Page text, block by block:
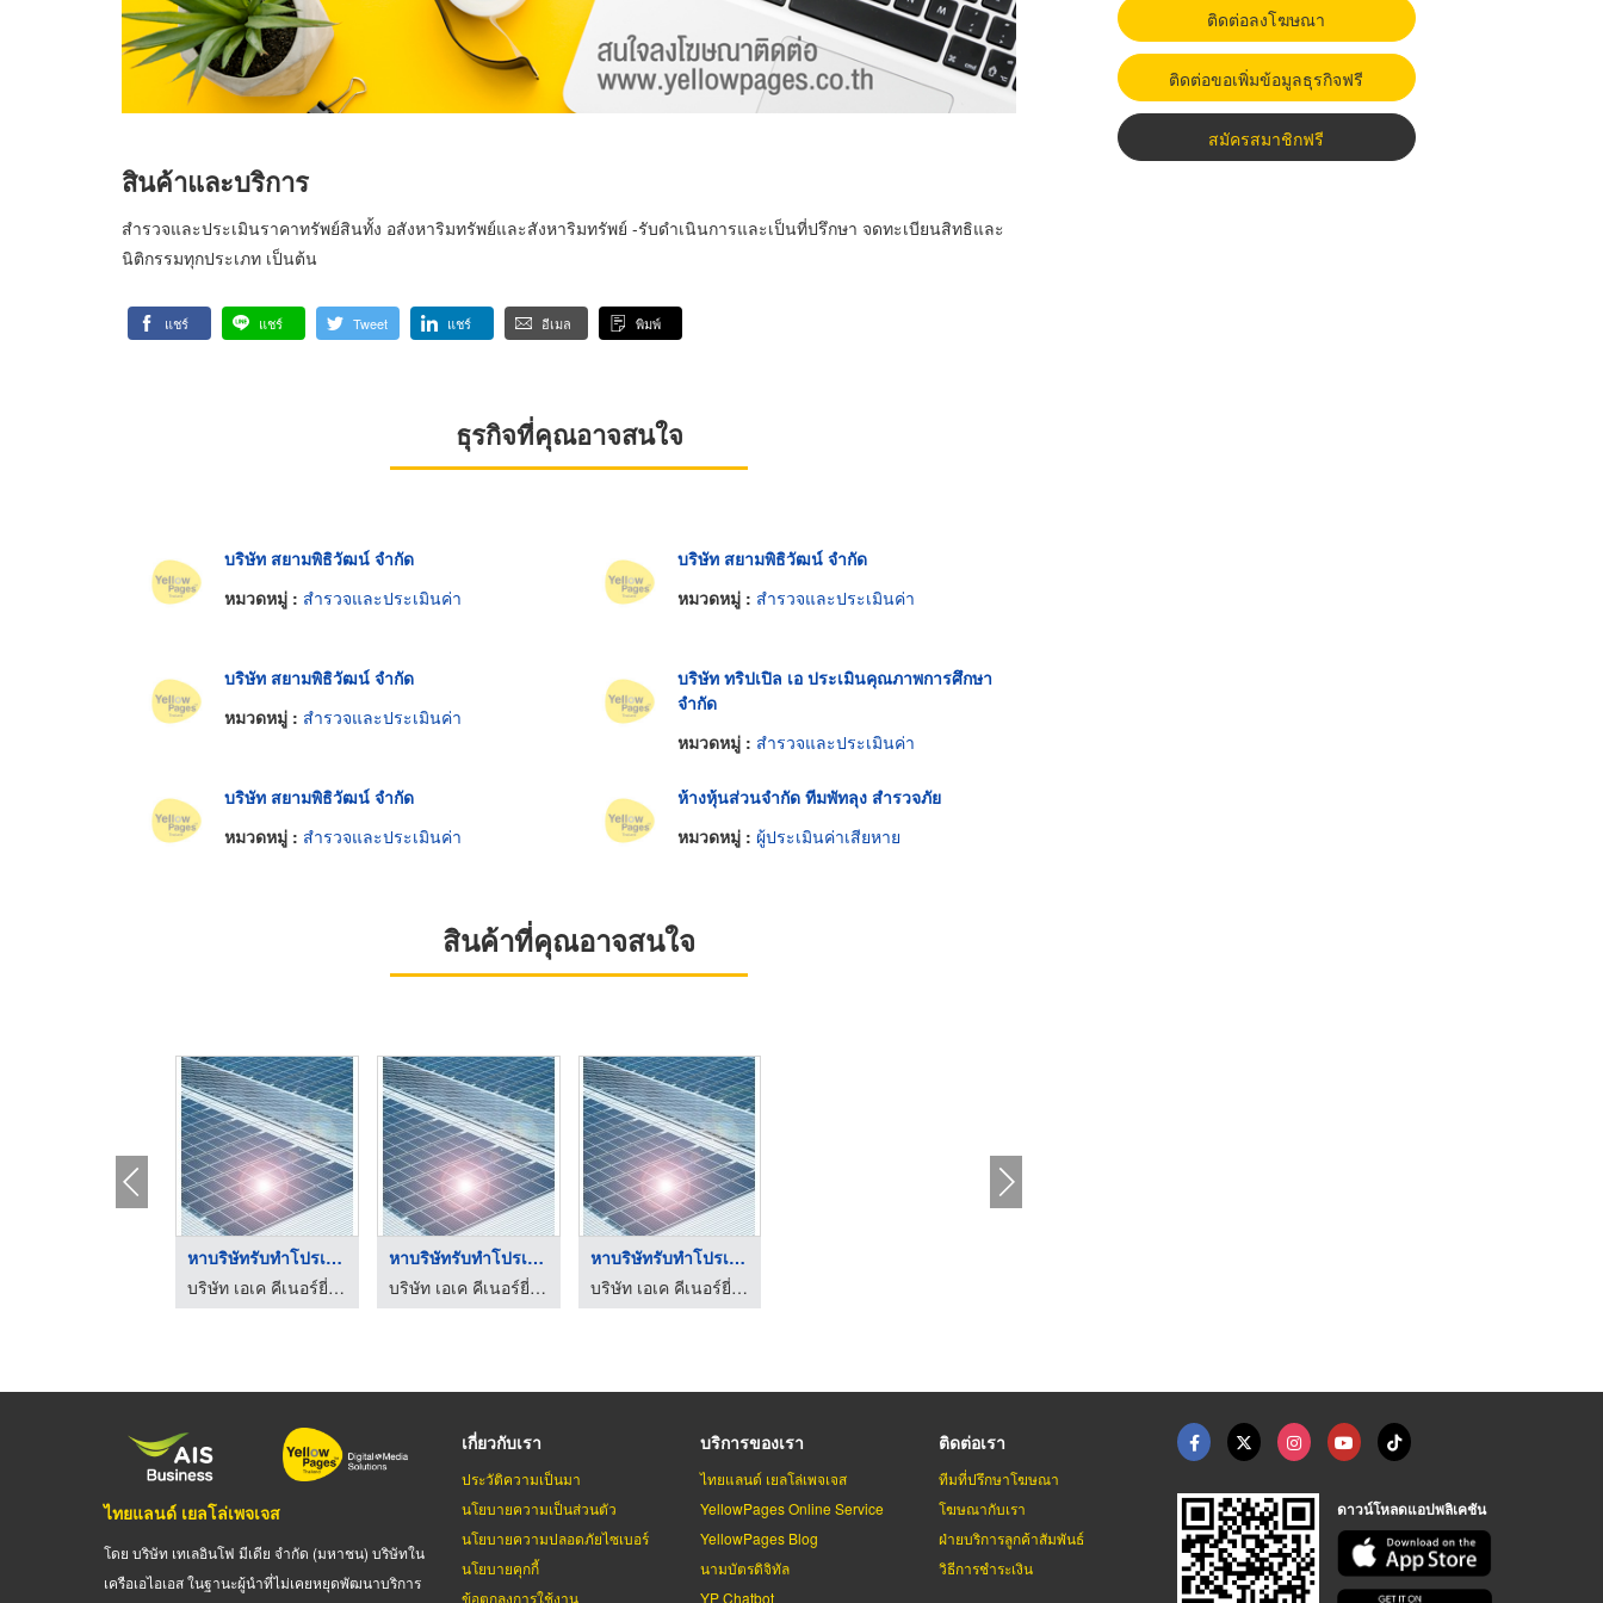
สินค้าและบริการ
สำรวจและประเมินราคาทรัพย์สินทั้ง อสังหาริมทรัพย์และสังหาริมทรัพย์ -รับดำเนินการและเป็นที่ปรึกษา จดทะเบียนสิทธิและ
นิติกรรมทุกประเภท เป็นต้น
แชร์ แชร์ Tweet แชร์ อีเมล พิมพ์
ธุรกิจที่คุณอาจสนใจ
บริษัท สยามพิธิวัฒน์ จำกัด
หมวดหมู่ : สำรวจและประเมินค่า
บริษัท สยามพิธิวัฒน์ จำกัด
หมวดหมู่ : สำรวจและประเมินค่า
บริษัท สยามพิธิวัฒน์ จำกัด
หมวดหมู่ : สำรวจและประเมินค่า
บริษัท ทริปเปิล เอ ประเมินคุณภาพการศึกษา
จำกัด
หมวดหมู่ : สำรวจและประเมินค่า
บริษัท สยามพิธิวัฒน์ จำกัด
หมวดหมู่ : สำรวจและประเมินค่า
ห้างหุ้นส่วนจำกัด ทีมพัทลุง สำรวจภัย
หมวดหมู่ : ผู้ประเมินค่าเสียหาย
สินค้าที่คุณอาจสนใจ
หาบริษัทรับทำโปรเจกต ...
บริษัท เอเค คีเนอร์ยี่ จำกัด
หาบริษัทรับทำโปรเจกต ...
บริษัท เอเค คีเนอร์ยี่ จำกัด
หาบริษัทรับทำโปรเจกต ...
บริษัท เอเค คีเนอร์ยี่ จำกัด
ติดต่อลงโฆษณา
ติดต่อขอเพิ่มข้อมูลธุรกิจฟรี
สมัครสมาชิกฟรี
ไทยแลนด์ เยลโล่เพจเจส
โดย บริษัท เทเลอินโฟ มีเดีย จำกัด (มหาชน) บริษัทใน
เครือเอไอเอส ในฐานะผู้นำที่ไม่เคยหยุดพัฒนาบริการ
เกี่ยวกับเรา
ประวัติความเป็นมา
นโยบายความเป็นส่วนตัว
นโยบายความปลอดภัยไซเบอร์
นโยบายคุกกี้
ข้อตกลงการใช้งาน
บริการของเรา
ไทยแลนด์ เยลโล่เพจเจส
YellowPages Online Service
YellowPages Blog
นามบัตรดิจิทัล
YP Chatbot
ติดต่อเรา
ทีมที่ปรึกษาโฆษณา
โฆษณากับเรา
ฝ่ายบริการลูกค้าสัมพันธ์
วิธีการชำระเงิน
ดาวน์โหลดแอปพลิเคชัน